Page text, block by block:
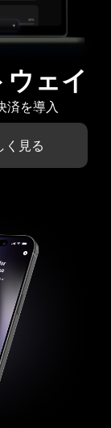
ェイ
済を導入
く見る